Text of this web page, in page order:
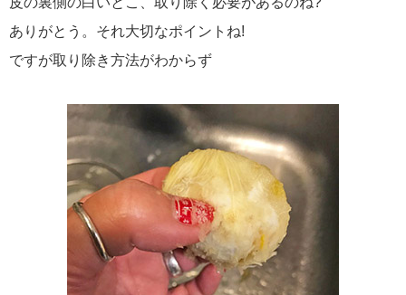
ありがとう。それ大切なポイントね!
ですが取り除き方法がわからず